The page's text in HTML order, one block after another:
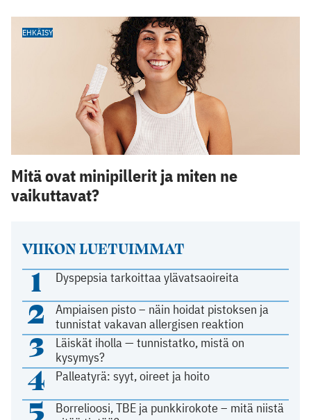
VIIKON LUETUIMMAT
1 Dyspepsia tarkoittaa ylävatsaoireita
2
Ampiaisen pisto – näin hoidat pistoksen ja
tunnistat vakavan allergisen reaktion
3
Läiskät iholla — tunnistatko, mistä on
kysymys?
4 Palleatyrä: syyt, oireet ja hoito
5
Borrelioosi, TBE ja punkkirokote – mitä niistä
EHKÄISY
Mitä ovat minipillerit ja miten ne
vaikuttavat?